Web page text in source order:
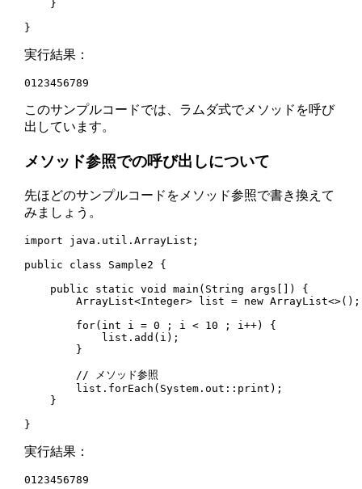
    }
}
実行結果：
0123456789
このサンプルコードでは、ラムダ式でメソッドを呼び
出しています。
メソッド参照での呼び出しについて
先ほどのサンプルコードをメソッド参照で書き換えて
みましょう。
import java.util.ArrayList;
public class Sample2 {
    public static void main(String args[]) {
        ArrayList<Integer> list = new ArrayList<>();
        for(int i = 0 ; i < 10 ; i++) {
            list.add(i);
        }
        // メソッド参照
        list.forEach(System.out::print);
    }
}
実行結果：
0123456789